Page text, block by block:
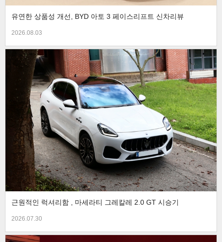
유연한 상품성 개선, BYD 아토 3 페이스리프트 신차리뷰
2026.08.03
근원적인 럭셔리함 , 마세라티 그레칼레 2.0 GT 시승기
2026.07.30